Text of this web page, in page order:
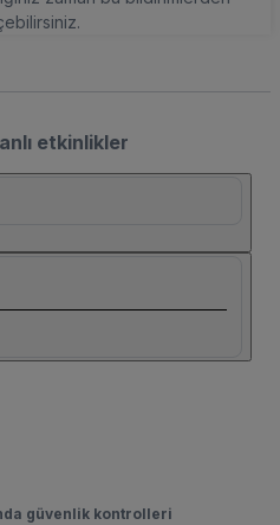
etkinlikler
güvenlik kontrolleri